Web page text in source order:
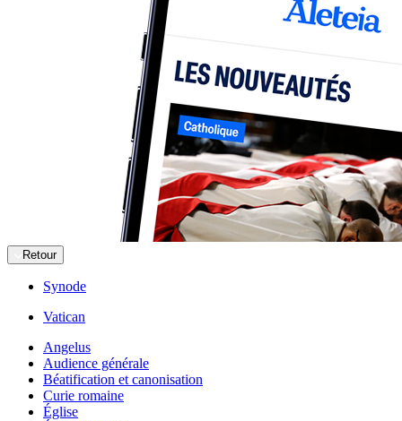
Retour
Synode
Vatican
Angelus
Audience générale
Béatification et canonisation
Curie romaine
Église